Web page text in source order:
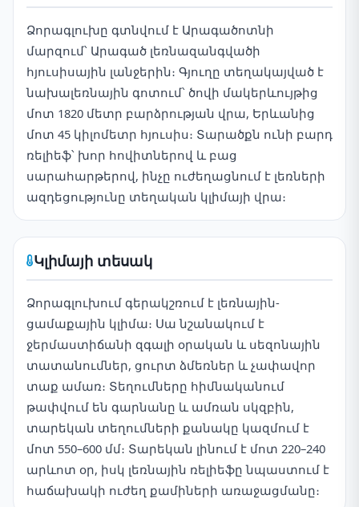
Ձորագլուխը գտնվում է Արագածոտնի
մարզում՝ Արագած լեռնազանգվածի
հյուսիսային լանջերին։ Գյուղը տեղակայված է
նախալեռնային գոտում՝ ծովի մակերևույթից
մոտ 1820 մետր բարձրության վրա, Երևանից
մոտ 45 կիլոմետր հյուսիս։ Տարածքն ունի բարդ
ռելիեֆ՝ խոր հովիտներով և բաց
սարահարթերով, ինչը ուժեղացնում է լեռների
ազդեցությունը տեղական կլիմայի վրա։
Կլիմայի տեսակ
Ձորագլուխում գերակշռում է լեռնային-
ցամաքային կլիմա։ Սա նշանակում է
ջերմաստիճանի զգալի օրական և սեզոնային
տատանումներ, ցուրտ ձմեռներ և չափավոր
տաք ամառ։ Տեղումները հիմնականում
թափվում են գարնանը և ամռան սկզբին,
տարեկան տեղումների քանակը կազմում է
մոտ 550–600 մմ։ Տարեկան լինում է մոտ 220–240
արևոտ օր, իսկ լեռնային ռելիեֆը նպաստում է
հաճախակի ուժեղ քամիների առաջացմանը։